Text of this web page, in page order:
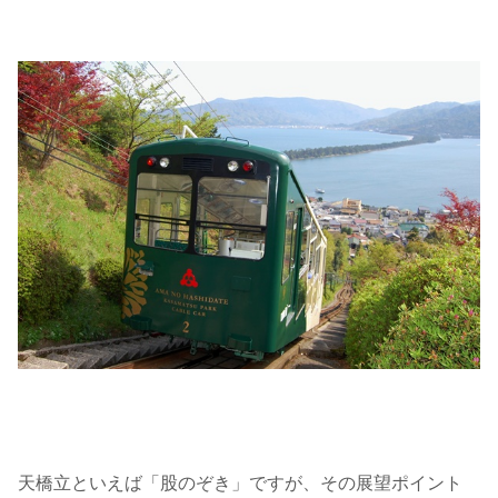
天橋立といえば「股のぞき」ですが、その展望ポイント